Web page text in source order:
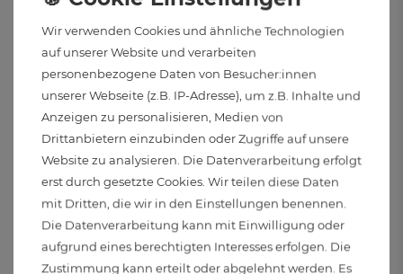
Wir verwenden Cookies und ähnliche Technologien
auf unserer Website und verarbeiten
personenbezogene Daten von Besucher:innen
unserer Webseite (z.B. IP-Adresse), um z.B. Inhalte und
Anzeigen zu personalisieren, Medien von
Drittanbietern einzubinden oder Zugriffe auf unsere
Website zu analysieren. Die Datenverarbeitung erfolgt
erst durch gesetzte Cookies. Wir teilen diese Daten
mit Dritten, die wir in den Einstellungen benennen.
Die Datenverarbeitung kann mit Einwilligung oder
aufgrund eines berechtigten Interesses erfolgen. Die
Zustimmung kann erteilt oder abgelehnt werden. Es